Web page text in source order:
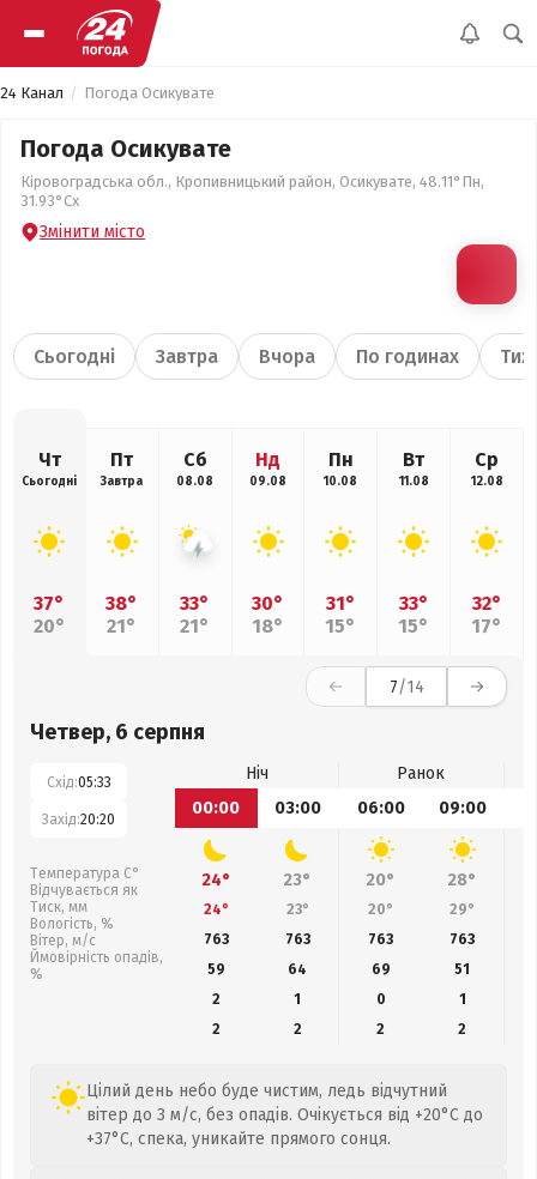
24 Канал Погода Осикувате
Погода Осикувате
Кіровоградська обл., Кропивницький район, Осикувате, 48.11°Пн,
31.93°Сх
Змінити місто
Сьогодні Завтра Вчора По годинах
Чт
Сьогодні
37°
20°
Пт
Завтра
38°
21°
Сб
08.08
33°
21°
Нд
09.08
30°
18°
Пн
10.08
31°
15°
Вт
11.08
33°
15°
Ср
12.08
32°
17°
7/14
Четвер, 6 серпня
Схід:05:33
Захід:20:20
Температура С°
Відчувається як
Тиск, мм
Вологість, %
Вітер, м/с
Ймовірність опадів,
%
Ніч
Ранок
00:00
03:00 06:00 09:00
24° 23° 20° 28°
24° 23° 20° 29°
763
763 763 763
59
64 69
51
2
1 0
1
2
2 2 2
Цілий день небо буде чистим, ледь відчутний
вітер до 3 м/с, без опадів. Очікується від +20°C до
+37°C, спека, уникайте прямого сонця.